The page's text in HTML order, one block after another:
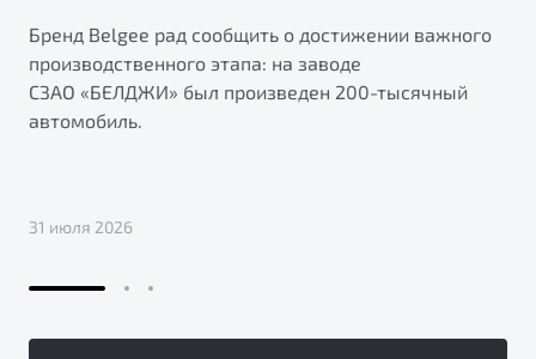
Бренд Belgee рад сообщить о достижении важного
производственного этапа: на заводе
СЗАО «БЕЛДЖИ» был произведен 200-тысячный
автомобиль.
31 июля 2026